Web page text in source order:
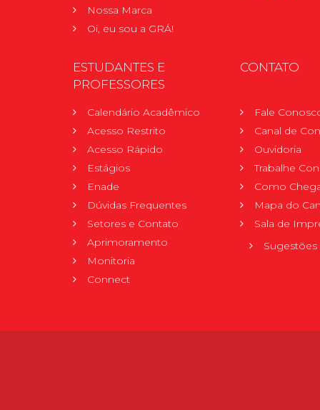
Nossa Marca
Oi, eu sou a GRÁ!
ESTUDANTES E
PROFESSORES
Calendário Acadêmico
Acesso Restrito
Acesso Rápido
Estágios
Enade
Dúvidas Frequentes
Setores e Contato
Aprimoramento
Monitoria
Connect
CONTATO
Fale
Canal de
Ouvidoria
Trabalhe
Como
Mapa do
Sala de